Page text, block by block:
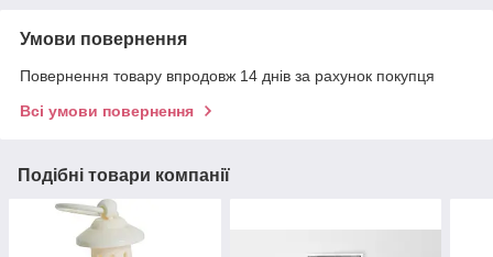
Умови повернення
Повернення товару впродовж 14 днів за рахунок покупця
Всі умови повернення
Подібні товари компанії